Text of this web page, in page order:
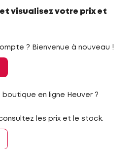
visualisez votre prix et
? Bienvenue à nouveau !
en ligne Heuver ?
les prix et le stock.